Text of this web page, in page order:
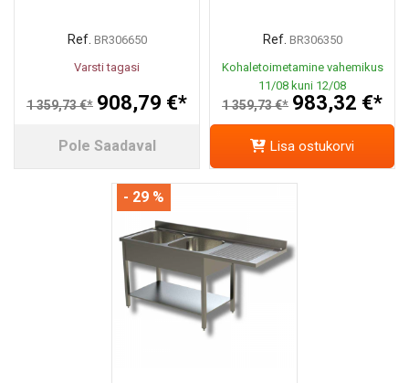
Ref. BR306650
Varsti tagasi
1 359,73 €* 908,79 €*
Pole Saadaval
Ref. BR306350
Kohaletoimetamine vahemikus
11/08 kuni 12/08
1 359,73 €* 983,32 €*
Lisa ostukorvi
- 29 %